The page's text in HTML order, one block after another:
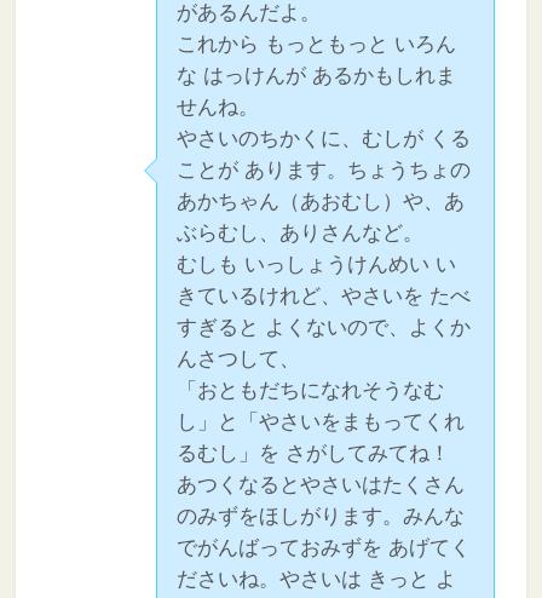
があるんだよ。
これから もっともっと いろん
な はっけんが あるかもしれま
せんね。
やさいのちかくに、むしが くる
ことが あります。ちょうちょの
あかちゃん（あおむし）や、あ
ぶらむし、ありさんなど。
むしも いっしょうけんめい い
きているけれど、やさいを たべ
すぎると よくないので、よくか
んさつして、
「おともだちになれそうなむ
し」と「やさいをまもってくれ
るむし」を さがしてみてね！
あつくなるとやさいはたくさん
のみずをほしがります。みんな
でがんばっておみずを あげてく
ださいね。やさいは きっと よ